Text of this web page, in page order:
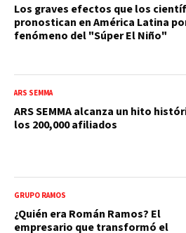
Los graves efectos que los
pronostican en América Latina
fenómeno del "Súper El Niño"
ARS SEMMA
ARS SEMMA alcanza un hito
los 200,000 afiliados
GRUPO RAMOS
¿Quién era Román Ramos? El
empresario que transformó el